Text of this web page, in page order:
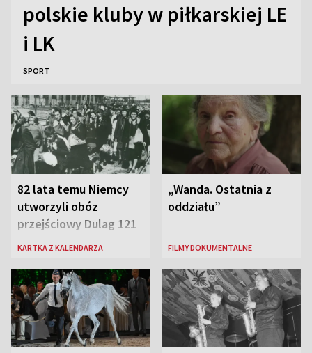
polskie kluby w piłkarskiej LE
i LK
SPORT
82 lata temu Niemcy
utworzyli obóz
przejściowy Dulag 121
KARTKA Z KALENDARZA
„Wanda. Ostatnia z
oddziału”
FILMY DOKUMENTALNE